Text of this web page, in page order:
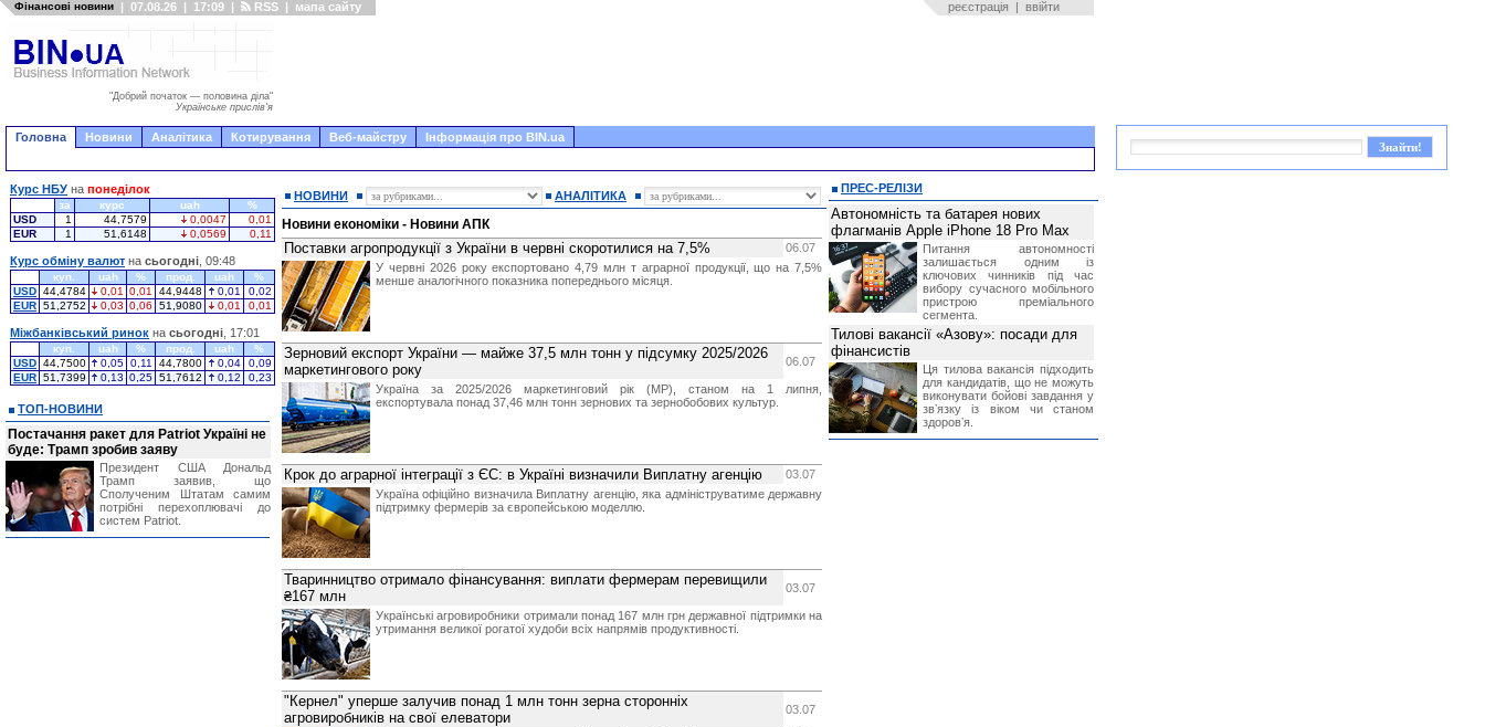
Фінансові новини | 07.08.26 | 17:09 | RSS | мапа сайту реєстрація | ввійти
"Добрий початок — половина діла"
Українське прислів'я
Головна Новини Аналітика Котирування Веб-майстру Інформація про BIN.ua
НОВИНИ АНАЛІТИКА
Новини економіки - Новини АПК
Поставки агропродукції з України в червні скоротилися на 7,5%
06.07
У червні 2026 року експортовано 4,79 млн т аграрної продукції, що на 7,5%
менше аналогічного показника попереднього місяця.
Зерновий експорт України — майже 37,5 млн тонн у підсумку 2025/2026
маркетингового року
06.07
Україна за 2025/2026 маркетинговий рік (МР), станом на 1 липня,
експортувала понад 37,46 млн тонн зернових та зернобобових культур.
Крок до аграрної інтеграції з ЄС: в Україні визначили Виплатну агенцію
03.07
Україна офіційно визначила Виплатну агенцію, яка адмініструватиме державну
підтримку фермерів за європейською моделлю.
Тваринництво отримало фінансування: виплати фермерам перевищили
₴167 млн
03.07
Українські агровиробники отримали понад 167 млн грн державної підтримки на
утримання великої рогатої худоби всіх напрямів продуктивності.
"Кернел" уперше залучив понад 1 млн тонн зерна сторонніх
агровиробників на свої елеватори
03.07
Курс НБУ на понеділок
за курс uah
%
USD
1 44,7579 0,0047
0,01
EUR
1 51,6148 0,0569 0,11
Курс обміну валют на сьогодні , 09:48
куп. uah % прод. uah
%
USD 44,4784 0,01 0,01 44,9448 0,01
0,02
EUR 51,2752 0,03 0,06 51,9080 0,01 0,01
Міжбанківський ринок на сьогодні , 17:01
куп. uah % прод. uah
%
USD 44,7500 0,05 0,11 44,7800 0,04
0,09
EUR 51,7399 0,13 0,25 51,7612 0,12 0,23
ТОП-НОВИНИ
Постачання ракет для Patriot Україні не
буде: Трамп зробив заяву
Президент США Дональд
Трамп заявив, що
Сполученим Штатам самим
потрібні перехоплювачі до
систем Patriot.
ПРЕС-РЕЛІЗИ
Автономність та батарея нових
флагманів Apple iPhone 18 Pro Max
Питання автономності
залишається одним із
ключових чинників під час
вибору сучасного мобільного
пристрою преміального
сегмента.
Тилові вакансії «Азову»: посади для
фінансистів
Ця тилова вакансія підходить
для кандидатів, що не можуть
виконувати бойові завдання у
звʼязку із віком чи станом
здоровʼя.